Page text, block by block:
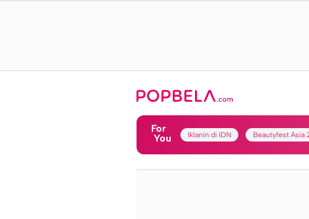
For
You
Iklanin di IDN Beautyfest Asia